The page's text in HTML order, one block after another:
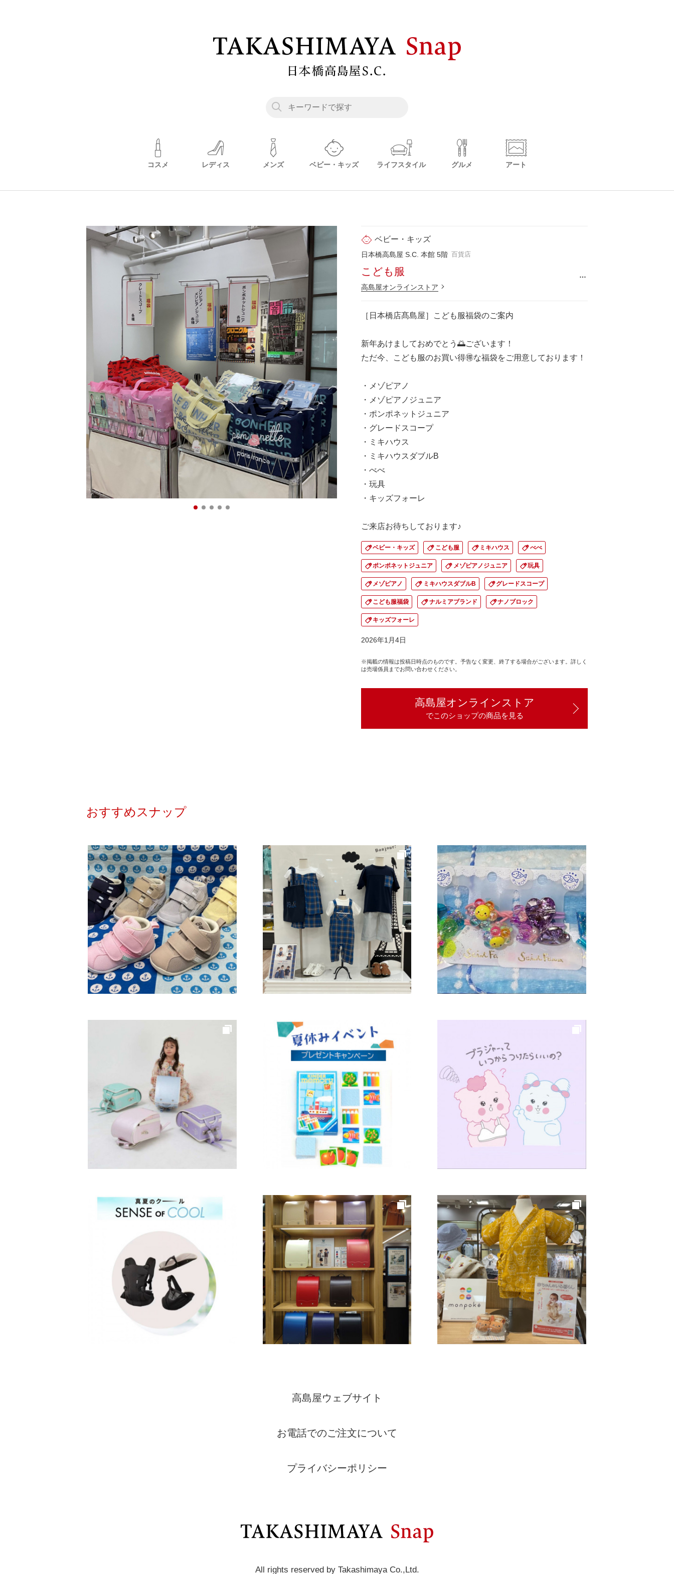
コスメ レディス メンズ ベビー・キッズ ライフスタイル グルメ アート
ベビー・キッズ
日本橋高島屋 S.C. 本館 5階 百貨店
こども服
…
高島屋オンラインストア
［日本橋店髙島屋］こども服福袋のご案内
新年あけましておめでとう🌅ございます！
ただ今、こども服のお買い得🉐な福袋をご用意しております！
・メゾピアノ
・メゾピアノジュニア
・ポンポネットジュニア
・グレードスコープ
・ミキハウス
・ミキハウスダブルB
・べべ
・玩具
・キッズフォーレ
ご来店お待ちしております♪
ベビー・キッズ こども服 ミキハウス べべ
ポンポネットジュニア メゾピアノジュニア 玩具
メゾピアノ ミキハウスダブルB グレードスコープ
こども服福袋 ナルミアブランド ナノブロック
キッズフォーレ
2026年1月4日
※掲載の情報は投稿日時点のものです。予告なく変更、終了する場合がございます。詳しく
は売場係員までお問い合わせください。
高島屋オンラインストア
でこのショップの商品を見る
おすすめスナップ
高島屋ウェブサイト
お電話でのご注文について
プライバシーポリシー
All rights reserved by Takashimaya Co.,Ltd.